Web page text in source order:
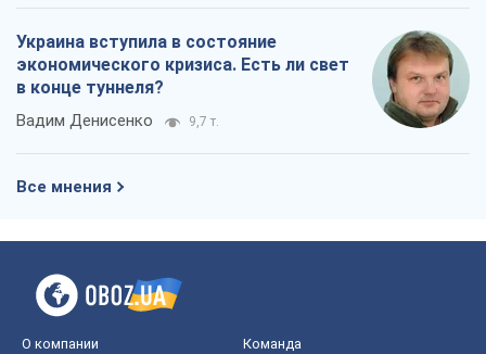
Украина вступила в состояние
экономического кризиса. Есть ли свет
в конце туннеля?
Вадим Денисенко 9,7 т.
Все мнения
О компании Команда